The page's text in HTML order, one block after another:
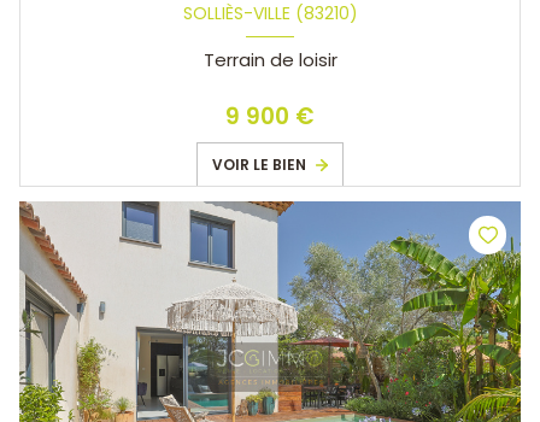
SOLLIÈS-VILLE (83210)
Terrain de loisir
9 900 €
VOIR LE BIEN